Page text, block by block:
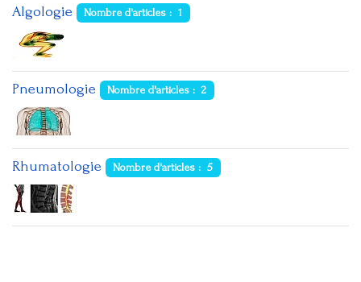
Algologie Nombre d'articles : 1
Pneumologie Nombre d'articles : 2
Rhumatologie Nombre d'articles : 5